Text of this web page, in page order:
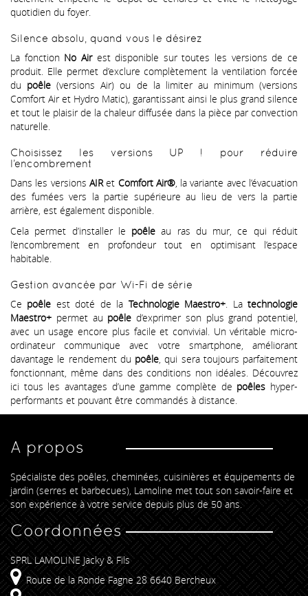
quotidien du foyer.
Silence absolu, quand vous le désirez
La fonction No Air est disponible sur toutes les versions de ce
produit. Elle permet d’exclure complètement la ventilation forcée
du poêle(versions Air) ou de la limiter au minimum (versions
Comfort Air et Hydro Matic), garantissant ainsi le plus grand silence
et tout le plaisir de la chaleur diffusée dans la pièce par convection
naturelle.
Choisissez les versions UP ! pour réduire
l’encombrement
Dans les versions AIRet Comfort Air®, la variante avec l’évacuation
des fumées vers la partie supérieure au lieu de vers la partie
arrière, est également disponible.
Cela permet d’installer le poêleau ras du mur, ce qui réduit
l’encombrement en profondeur tout en optimisant l’espace
habitable.
Gestion avancée par Wi-Fi de série
Ce poêle est doté de la Technologie Maestro+ . Latechnologie
Maestro+ permet au poêle d’exprimer son plus grand potentiel,
avec un usage encore plus facile et convivial. Un véritable micro-
ordinateur communique avec votre smartphone, améliorant
davantage le rendement du poêle , qui sera toujours parfaitement
fonctionnant, même dans des conditions non idéales. Découvrez
ici tous les avantages d’une gamme complète de poêles hyper-
performants et pouvant être commandés à distance.
A propos
Spécialiste des poêles, cheminées, cuisinières et équipements de
jardin (serres et barbecues), Lamoline met tout son savoir-faire et
son expérience à votre service depuis plus de 50 ans.
Coordonnées
SPRL LAMOLINE Jacky & Fils
Route de la Ronde Fagne 28 6640 Bercheux